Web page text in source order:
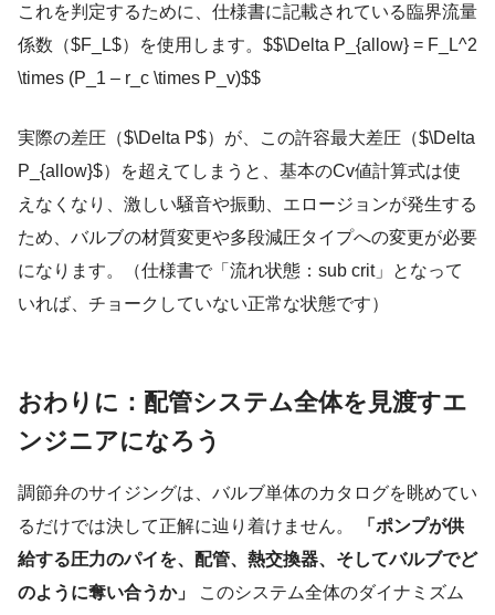
これを判定するために、仕様書に記載されている臨界流量
係数（$F_L$）を使用します。$$\Delta P_{allow} = F_L^2
\times (P_1 – r_c \times P_v)$$
実際の差圧（$\Delta P$）が、この許容最大差圧（$\Delta
P_{allow}$）を超えてしまうと、基本のCv値計算式は使
えなくなり、激しい騒音や振動、エロージョンが発生する
ため、バルブの材質変更や多段減圧タイプへの変更が必要
になります。（仕様書で「流れ状態：sub crit」となって
いれば、チョークしていない正常な状態です）
おわりに：配管システム全体を見渡すエ
ンジニアになろう
調節弁のサイジングは、バルブ単体のカタログを眺めてい
るだけでは決して正解に辿り着けません。
「ポンプが供
給する圧力のパイを、配管、熱交換器、そしてバルブでど
のように奪い合うか」
このシステム全体のダイナミズム